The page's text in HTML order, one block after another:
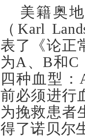
美籍奥
（Karl
表了《论正
为A、B和C
四种血型：
前必须进行
为挽救患者
得了诺贝尔